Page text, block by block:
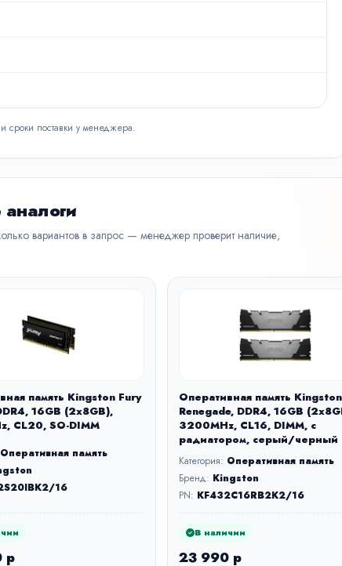
и сроки поставки у менеджера.
вариантов в запрос — менеджер проверит наличие,
память Kingston Fury
16GB (2x8GB),
CL20, SO-DIMM
Оперативная память
16
р
Оперативная память
Renegade, DDR4, 16GB
3200MHz, CL16, DIMM, с
радиатором, серый/черный
Категория: Оперативная память
Бренд: Kingston
PN: KF432C16RB2K2/16
В наличии
23 990 р